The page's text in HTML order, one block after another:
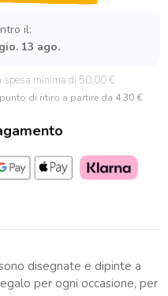
il:
13 ago.
spesa minima di 50,00 €
di ritiro a partire da 4.30 €
disegnate e dipinte a
per ogni occasione, per